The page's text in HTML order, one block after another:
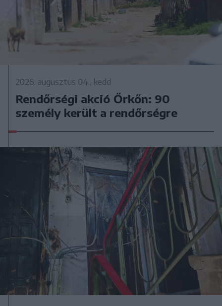
2026. augusztus 04., kedd
Rendőrségi akció Őrkőn: 90
személy került a rendőrségre